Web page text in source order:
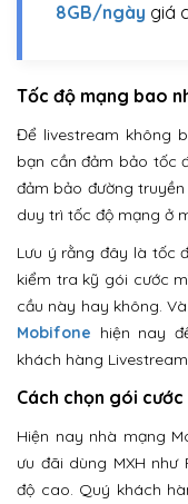
8GB/ngày giá
Tốc độ mạng bao
Để livestream không
bạn cần đảm bảo tốc
đảm bảo đường
duy trì tốc độ mạng ở
Lưu ý rằng đây là tốc
kiểm tra kỹ gói cước
cầu này hay không.
Mobifone hiện nay
khách hàng
Cách chọn gói
Hiện nay nhà mạng
ưu đãi dùng MXH như
độ cao. Quý khách